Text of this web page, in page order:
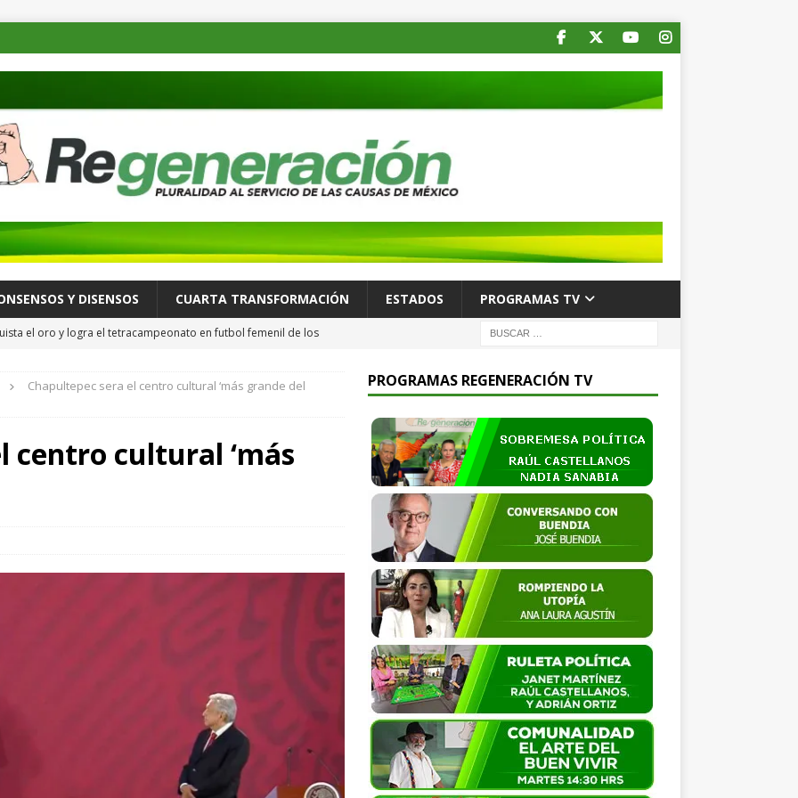
Y DISENSOS CUARTA TRANSFORMACIÓN ESTADOS PROGRAMAS TV
el oro y logra el tetracampeonato en futbol femenil de los
las familias mexicanas mejora; hay bienestar: presidenta
posible ataque híbrido tras hallar dron con explosivos en
ley no obliga a diputados a dejar el cargo para buscar la
Y DISENSOS
Chapultepec sera el centro cultural ‘más grande del
centro cultural ‘más
PROGRAMAS REGENERACIÓN TV